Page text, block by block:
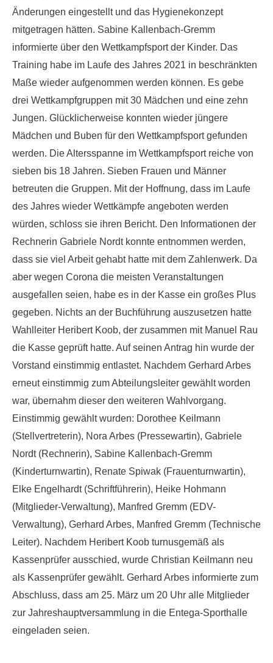
Änderungen eingestellt und das Hygienekonzept
mitgetragen hätten. Sabine Kallenbach-Gremm
informierte über den Wettkampfsport der Kinder. Das
Training habe im Laufe des Jahres 2021 in beschränkten
Maße wieder aufgenommen werden können. Es gebe
drei Wettkampfgruppen mit 30 Mädchen und eine zehn
Jungen. Glücklicherweise konnten wieder jüngere
Mädchen und Buben für den Wettkampfsport gefunden
werden. Die Altersspanne im Wettkampfsport reiche von
sieben bis 18 Jahren. Sieben Frauen und Männer
betreuten die Gruppen. Mit der Hoffnung, dass im Laufe
des Jahres wieder Wettkämpfe angeboten werden
würden, schloss sie ihren Bericht. Den Informationen der
Rechnerin Gabriele Nordt konnte entnommen werden,
dass sie viel Arbeit gehabt hatte mit dem Zahlenwerk. Da
aber wegen Corona die meisten Veranstaltungen
ausgefallen seien, habe es in der Kasse ein großes Plus
gegeben. Nichts an der Buchführung auszusetzen hatte
Wahlleiter Heribert Koob, der zusammen mit Manuel Rau
die Kasse geprüft hatte. Auf seinen Antrag hin wurde der
Vorstand einstimmig entlastet. Nachdem Gerhard Arbes
erneut einstimmig zum Abteilungsleiter gewählt worden
war, übernahm dieser den weiteren Wahlvorgang.
Einstimmig gewählt wurden: Dorothee Keilmann
(Stellvertreterin), Nora Arbes (Pressewartin), Gabriele
Nordt (Rechnerin), Sabine Kallenbach-Gremm
(Kinderturnwartin), Renate Spiwak (Frauenturnwartin),
Elke Engelhardt (Schriftführerin), Heike Hohmann
(Mitglieder-Verwaltung), Manfred Gremm (EDV-
Verwaltung), Gerhard Arbes, Manfred Gremm (Technische
Leiter). Nachdem Heribert Koob turnusgemäß als
Kassenprüfer ausschied, wurde Christian Keilmann neu
als Kassenprüfer gewählt. Gerhard Arbes informierte zum
Abschluss, dass am 25. März um 20 Uhr alle Mitglieder
zur Jahreshauptversammlung in die Entega-Sporthalle
eingeladen seien.